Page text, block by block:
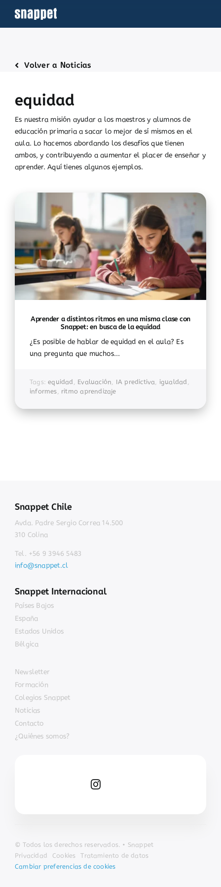
contenido
Volver a Noticias
equidad
Es nuestra misión ayudar a los maestros y alumnos de
educación primaria a sacar lo mejor de sí mismos en el
aula. Lo hacemos abordando los desafíos que tienen
ambos, y contribuyendo a aumentar el placer de enseñar y
aprender. Aquí tienes algunos ejemplos.
Aprender a distintos ritmos en una misma clase con
Snappet: en busca de la equidad
¿Es posible de hablar de equidad en el aula? Es
una pregunta que muchos...
Tags:equidad, Evaluación, IA predictiva, igualdad,
informes, ritmo aprendizaje
Snappet Chile
Avda. Padre Sergio Correa 14.500
310 Colina
Tel. +56 9 3946 5483
info@snappet.cl
Snappet Internacional
Países Bajos
España
Estados Unidos
Bélgica
Newsletter
Formación
Colegios Snappet
Noticias
Contacto
¿Quiénes somos?
© Todos los derechos reservados. • Snappet
Privacidad
Cookies Tratamiento de datos
Cambiar preferencias de cookies